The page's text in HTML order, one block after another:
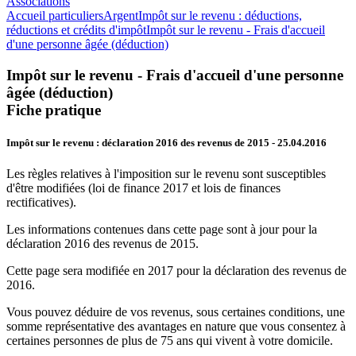
Accueil particuliersArgentImpôt sur le revenu : déductions,
réductions et crédits d'impôtImpôt sur le revenu - Frais d'accueil
d'une personne âgée (déduction)
Impôt sur le revenu - Frais d'accueil d'une personne
âgée (déduction)
Fiche pratique
Impôt sur le revenu : déclaration 2016 des revenus de 2015 - 25.04.2016
Les règles relatives à l'imposition sur le revenu sont susceptibles
d'être modifiées (loi de finance 2017 et lois de finances
rectificatives).
Les informations contenues dans cette page sont à jour pour la
déclaration 2016 des revenus de 2015.
Cette page sera modifiée en 2017 pour la déclaration des revenus de
2016.
Vous pouvez déduire de vos revenus, sous certaines conditions, une
somme représentative des avantages en nature que vous consentez à
certaines personnes de plus de 75 ans qui vivent à votre domicile.